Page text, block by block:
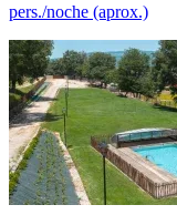
pers./noche (aprox.)